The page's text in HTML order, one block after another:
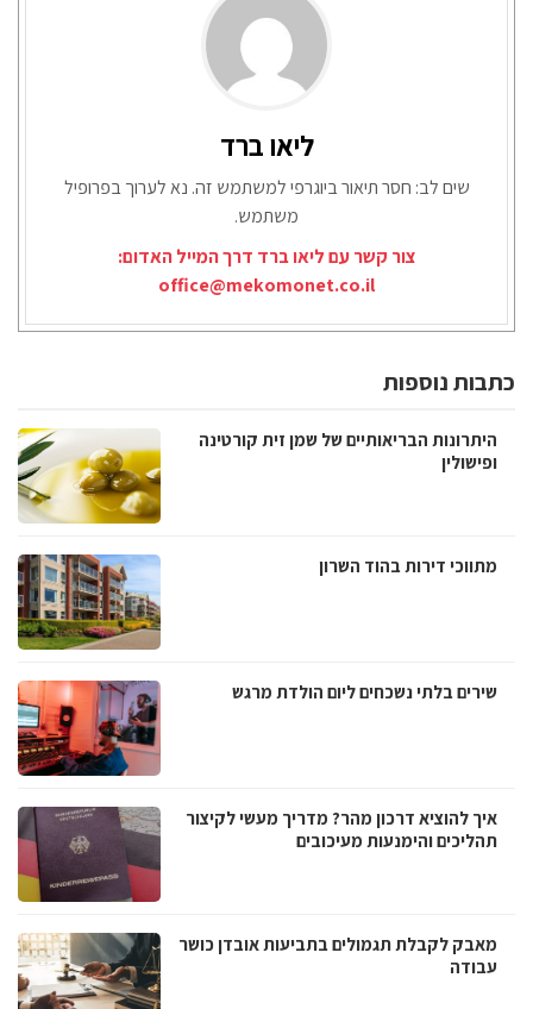
ליאו ברד
שים לב: חסר תיאור ביוגרפי למשתמש זה. נא לערוך בפרופיל
משתמש.
צור קשר עם ליאו ברד דרך המייל האדום:
office@mekomonet.co.il
כתבות נוספות
היתרונות הבריאותיים של שמן זית קורטינה
ופישולין
מתווכי דירות בהוד השרון
שירים בלתי נשכחים ליום הולדת מרגש
איך להוציא דרכון מהר? מדריך מעשי לקיצור
תהליכים והימנעות מעיכובים
מאבק לקבלת תגמולים בתביעות אובדן כושר
עבודה